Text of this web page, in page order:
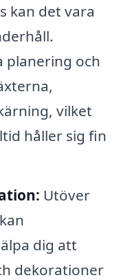
kan det vara
planering och
vilket
håller sig fin
Utöver
dig att
dekorationer